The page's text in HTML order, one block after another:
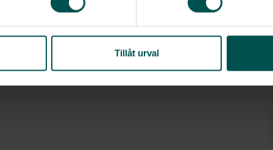
Tillåt urval